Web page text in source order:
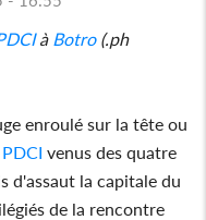
à Botro(.ph
enroulé sur la tête ou
PDCI venus des quatre
d'assaut la capitale du
de la rencontre